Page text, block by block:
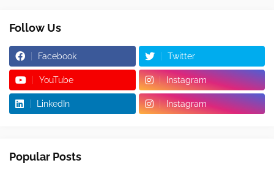
Follow Us
Facebook Twitter
YouTube Instagram
LinkedIn Instagram
Popular Posts